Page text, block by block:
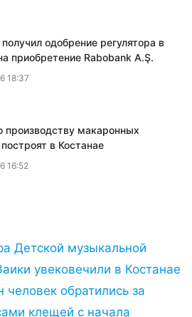
одобрение регулятора в
приобретение Rabobank A.Ş.
18:37
производству макаронных
в Костанае
16:52
Детской музыкальной
увековечили в Костанае
человек обратились за
клещей с начала